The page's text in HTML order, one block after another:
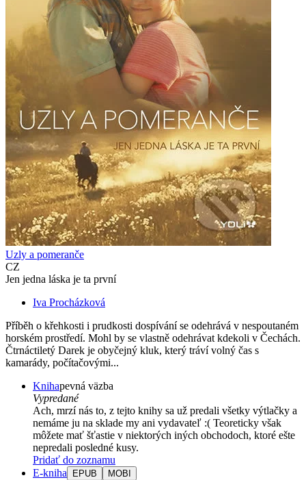
Uzly a pomeranče
CZ
Jen jedna láska je ta první
Iva Procházková
Příběh o křehkosti i prudkosti dospívání se odehrává v nespoutaném
horském prostředí. Mohl by se vlastně odehrávat kdekoli v Čechách.
Čtrnáctiletý Darek je obyčejný kluk, který tráví volný čas s
kamarády, počítačovými...
Knihapevná väzba
Vypredané
Ach, mrzí nás to, z tejto knihy sa už predali všetky výtlačky a
nemáme ju na sklade my ani vydavateľ :( Teoreticky však
môžete mať šťastie v niektorých iných obchodoch, ktoré ešte
nepredali posledné kusy.
Pridať do zoznamu
E-kniha
EPUB MOBI